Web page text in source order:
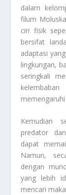
dalam
filum
ciri fisik
bersifat
adaptasi
lingkungan,
seringkali
Kemudian
predator
dapat
Namun,
dengan
yang lebih
mencari